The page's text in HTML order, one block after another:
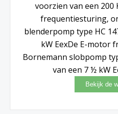
voorzien van een 200
frequentiesturing,
blenderpomp type HC
kW EexDe E-motor
Bornemann slobpomp
van een 7 ½ kW